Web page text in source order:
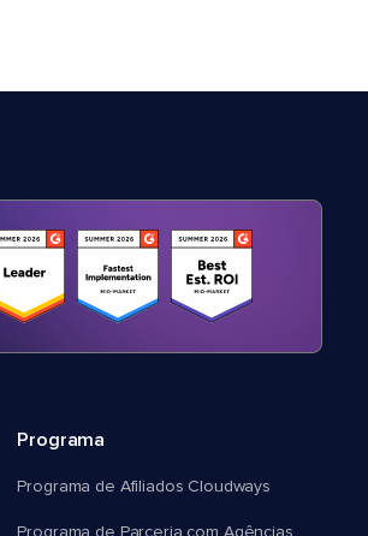
Programa
Programa de Afiliados Cloudways